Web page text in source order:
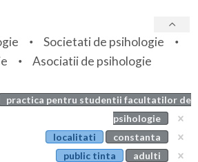
Societati de psihologie
Asociatii de psihologie
practica pentru studentii facultatilor de
psihologie
localitati
constanta
public tinta
adulti